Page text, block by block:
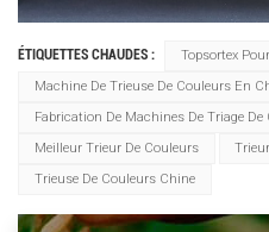
ÉTIQUETTES CHAUDES :
Topsortex
Machine De Trieuse De Couleurs En
Fabrication De Machines De Triage De
Meilleur Trieur De Couleurs
Trieuse De Couleurs Chine